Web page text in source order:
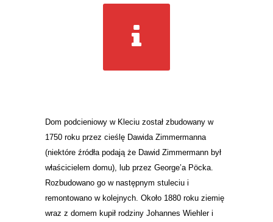
Dom podcieniowy w Kleciu został zbudowany w
1750 roku przez cieślę Dawida Zimmermanna
(niektóre źródła podają że Dawid Zimmermann był
właścicielem domu), lub przez George’a Pöcka.
Rozbudowano go w następnym stuleciu i
remontowano w kolejnych. Około 1880 roku ziemię
wraz z domem kupił rodziny Johannes Wiehler i